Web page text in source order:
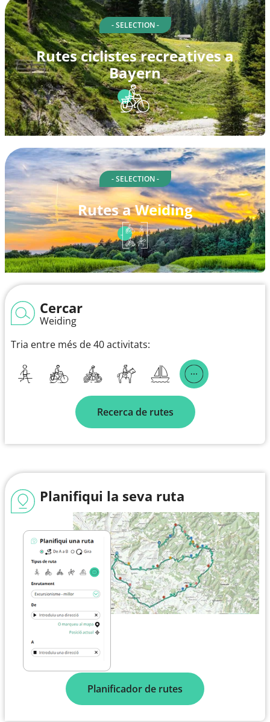
- SELECTION -
Rutes ciclistes recreatives a
Bayern
- SELECTION -
Rutes a Weiding
Cercar
Weiding
Tria entre més de 40 activitats:
Recerca de rutes
Planifiqui la seva ruta
Planificador de rutes